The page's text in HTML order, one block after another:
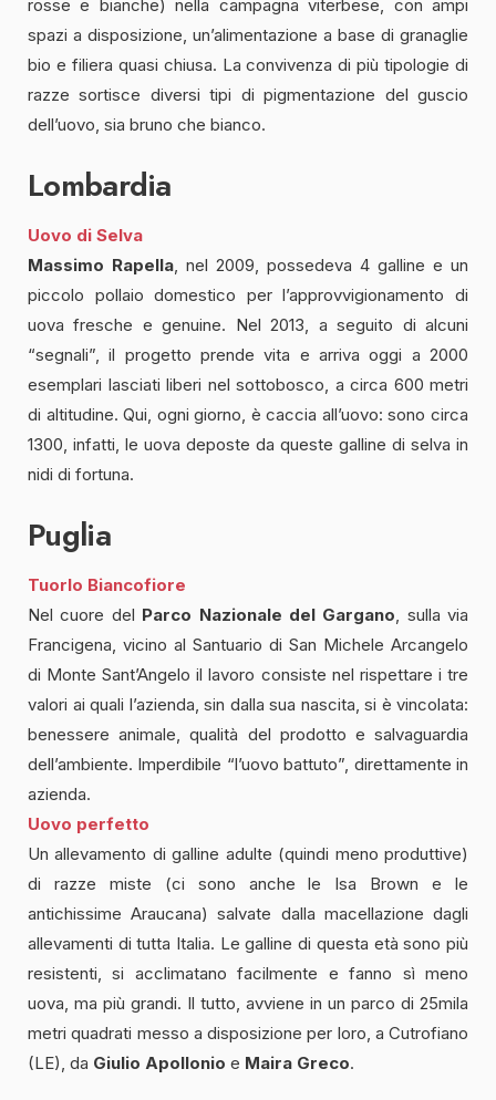
rosse e bianche) nella campagna viterbese, con ampi
spazi a disposizione, un’alimentazione a base di granaglie
bio e filiera quasi chiusa. La convivenza di più tipologie di
razze sortisce diversi tipi di pigmentazione del guscio
dell’uovo, sia bruno che bianco.
Lombardia
Uovo di Selva
Massimo Rapella, nel 2009, possedeva 4 galline e un
piccolo pollaio domestico per l’approvvigionamento di
uova fresche e genuine. Nel 2013, a seguito di alcuni
“segnali”, il progetto prende vita e arriva oggi a 2000
esemplari lasciati liberi nel sottobosco, a circa 600 metri
di altitudine. Qui, ogni giorno, è caccia all’uovo: sono circa
1300, infatti, le uova deposte da queste galline di selva in
nidi di fortuna.
Puglia
Tuorlo Biancofiore
Nel cuore del Parco Nazionale del Gargano, sulla via
Francigena, vicino al Santuario di San Michele Arcangelo
di Monte Sant’Angelo il lavoro consiste nel rispettare i tre
valori ai quali l’azienda, sin dalla sua nascita, si è vincolata:
benessere animale, qualità del prodotto e salvaguardia
dell’ambiente. Imperdibile “l’uovo battuto”, direttamente in
azienda.
Uovo perfetto
Un allevamento di galline adulte (quindi meno produttive)
di razze miste (ci sono anche le Isa Brown e le
antichissime Araucana) salvate dalla macellazione dagli
allevamenti di tutta Italia. Le galline di questa età sono più
resistenti, si acclimatano facilmente e fanno sì meno
uova, ma più grandi. Il tutto, avviene in un parco di 25mila
metri quadrati messo a disposizione per loro, a Cutrofiano
(LE), da Giulio Apollonio e Maira Greco.